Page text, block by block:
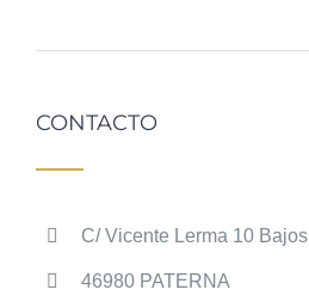
CONTACTO
C/ Vicente Lerma 10 Bajos
46980 PATERNA